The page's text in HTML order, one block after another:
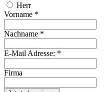
Herr
Vorname *
Nachname *
E-Mail Adresse: *
Firma